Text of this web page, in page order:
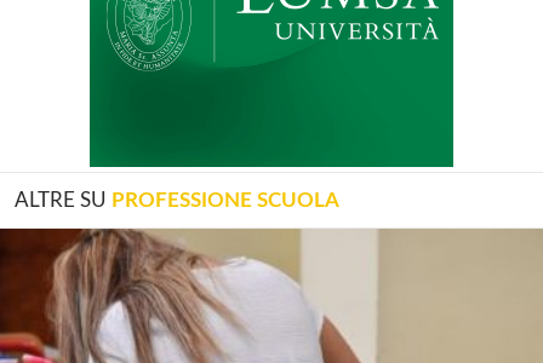
ALTRE SU PROFESSIONE SCUOLA